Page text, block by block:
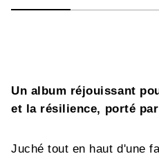
Un album réjouissant
et la résilience, porté
Juché tout en haut d'une